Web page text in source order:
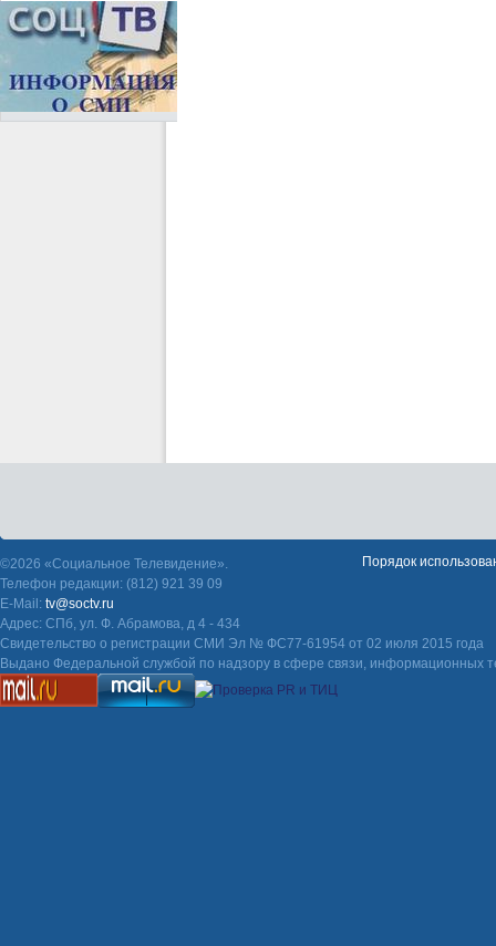
©2026 «Социальное Телевидение».
Телефон редакции: (812) 921 39 09
E-Mail: tv@soctv.ru
Адрес: СПб, ул. Ф. Абрамова, д 4 - 434
Свидетельство о регистрации СМИ Эл № ФС77-61954 от 02 июля 2015 года
Выдано Федеральной службой по надзору в сфере связи, информационных
Порядок